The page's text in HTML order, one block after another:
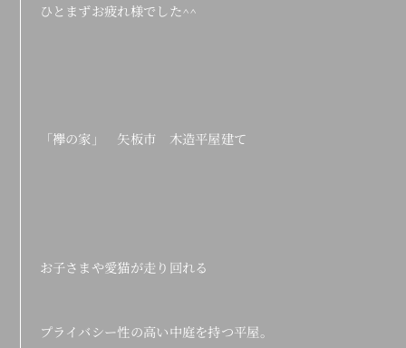
ひとまずお疲れ様でした^^
「襷の家」 矢板市 木造平屋建て
お子さまや愛猫が走り回れる
プライバシー性の高い中庭を持つ平屋。